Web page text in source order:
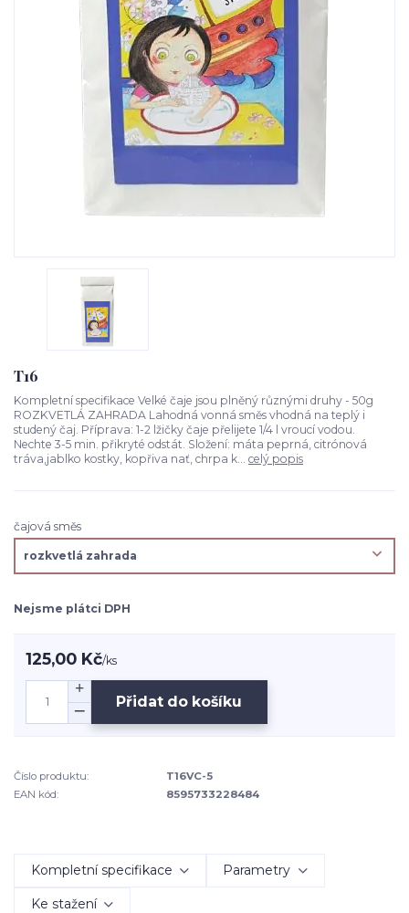
T16
Kompletní specifikace Velké čaje jsou plněný různými druhy - 50g
ROZKVETLÁ ZAHRADA Lahodná vonná směs vhodná na teplý i
studený čaj. Příprava: 1-2 lžičky čaje přelijete 1/4 l vroucí vodou.
Nechte 3-5 min. přikryté odstát. Složení: máta peprná, citrónová
tráva,jablko kostky, kopřiva nať, chrpa k... celý popis
čajová směs
Nejsme plátci DPH
125,00 Kč/ks
Přidat do košíku
Číslo produktu:
T16VC-5
EAN kód:
8595733228484
Kompletní specifikace Parametry
Ke stažení